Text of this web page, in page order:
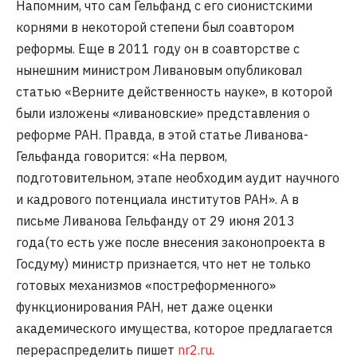
Напомним, что сам Гельфанд с его сионистскими
корнями в некоторой степени был соавтором
реформы. Еще в 2011 году он в соавторстве с
нынешним министром Ливановым опубликовал
статью «Верните действенность науке», в которой
были изложены «ливановские» представления о
реформе РАН. Правда, в этой статье Ливанова-
Гельфанда говорится: «На первом,
подготовительном, этапе необходим аудит научного
и кадрового потенциала институтов РАН». А в
письме Ливанова Гельфанду от 29 июня 2013
года(то есть уже после внесения законопроекта в
Госдуму) министр признается, что нет не только
готовых механизмов «постреформенного»
функционирования РАН, нет даже оценки
академического имущества, которое предлагается
перераспределить пишет nr2.ru.